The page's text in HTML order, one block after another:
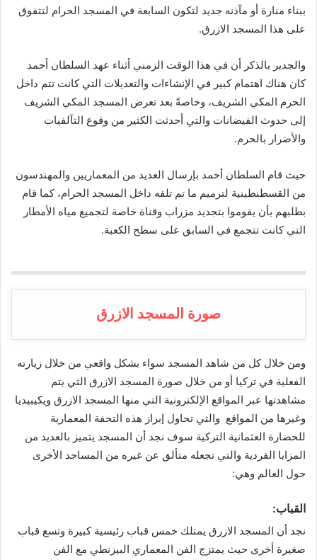
ببناء منارة أو مآذنه جديد لتكون السابعة في المسجد الحرام لتتفوق
على هذا المسجد الازرق.
والجدير بالذكر أن في هذا الوقت الزمني أثناء عهد السلطان أحمد
كان هناك اهتمام كبير في الإنشاءات والتعديلات التي كانت تتم داخل
الحرم المكي الشريف، وخاصةً بعد تعرض المسجد المكي الشريف
إلى حدوث الفيضانات والتي أحدثت الكثير من وقوع التآلفيات
والأضرار بالحرم.
حيث قام السلطان أحمد بإرسال العديد من المعماريين والمهندسون
من القسطنطينية لترميم ما تم تلفه داخل المسجد الحرام، كما قام
بطلبهم بأن يقوموا بتجديد مزراب وقناة خاصة لتجميع مياه الأمطار
التي كانت تتجمع في السابق على سطح الكعبة.
صورة المسجد الازرق
ومن خلال كل من شاهد المسجد سواء بشكل واقعي من خلال زيارته
الفعلية في تركيا أو من خلال صورة المسجد الازرق التي يتم
مشاهدتها عبر المواقع الإلكترونية التي منها المسجد الازرق ويكيبيديا
وغيرها من المواقع والتي تحاول إبراز هذه التحفة المعمارية
للحضارة العثمانية التركية سوف نجد أن المسجد يتميز بالعديد من
المزايا الفردية والتي تجعله متألق عن غيره من المساجد الأخرى
حول العالم وهي:
القباب:
نجد أن المسجد الازرق يمتلك خمس قباب رئيسية كبيرة وتسع قباب
صغيرة أخرى حيث يمتزج الفن المعماري البيزنطي مع الفن